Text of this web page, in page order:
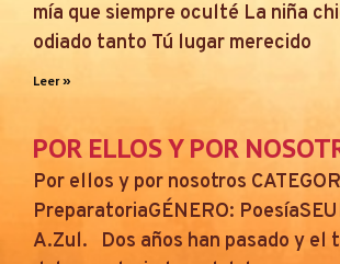
mía que siempre oculté La niña
odiado tanto Tú lugar merecido
Leer »
POR ELLOS Y POR
Por ellos y por nosotros
PreparatoriaGÉNERO:
A.Zul. Dos años han pasado y el